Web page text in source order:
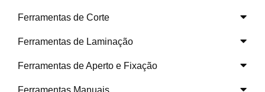
Ferramentas de Corte
Ferramentas de Laminação
Ferramentas de Aperto e Fixação
Ferramentas Manuais